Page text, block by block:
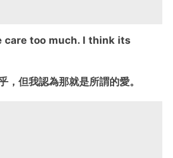
care too much. I think its
，但我認為那就是所謂的愛。